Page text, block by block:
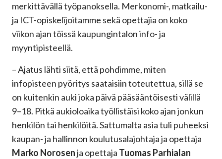
merkittävällä työpanoksella. Merkonomi-, matkailu-
ja ICT-opiskelijoitamme sekä opettajia on koko
viikon ajan töissä kaupungintalon info- ja
myyntipisteellä.
– Ajatus lähti siitä, että pohdimme, miten
infopisteen pyöritys saataisiin toteutettua, sillä se
on kuitenkin auki joka päivä pääsääntöisesti välillä
9–18. Pitkä aukioloaika työllistäisi koko ajan jonkun
henkilön tai henkilöitä. Sattumalta asia tuli puheeksi
kaupan- ja hallinnon koulutusalajohtaja ja opettaja
Marko Norosenja opettaja Tuomas Parhialan